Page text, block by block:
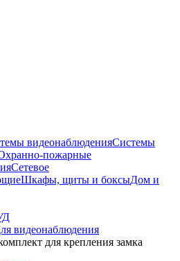
видеонаблюденияСистемы
пожарные
Сетевое
Шкафы, щиты и боксыДом и
видеонаблюдения
для крепления замка